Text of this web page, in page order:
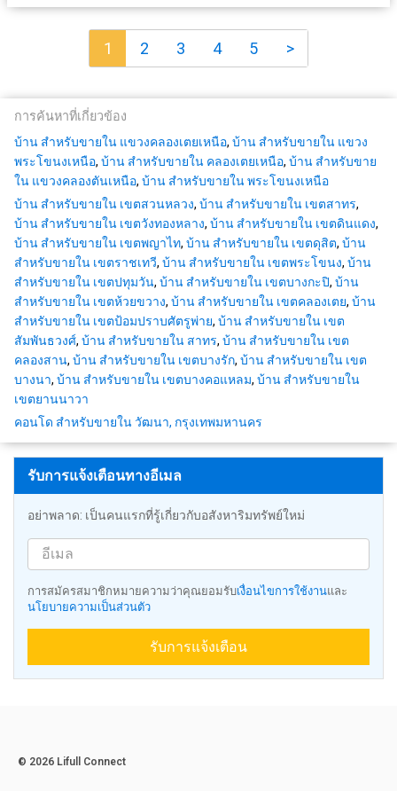
1 2 3 4 5 >
การค้นหาที่เกี่ยวข้อง
บ้าน สำหรับขายใน แขวงคลองเตยเหนือ, บ้าน สำหรับขายใน แขวง
พระโขนงเหนือ, บ้าน สำหรับขายใน คลองเตยเหนือ, บ้าน สำหรับขาย
ใน แขวงคลองตันเหนือ, บ้าน สำหรับขายใน พระโขนงเหนือ
บ้าน สำหรับขายใน เขตสวนหลวง, บ้าน สำหรับขายใน เขตสาทร,
บ้าน สำหรับขายใน เขตวังทองหลาง, บ้าน สำหรับขายใน เขตดินแดง,
บ้าน สำหรับขายใน เขตพญาไท, บ้าน สำหรับขายใน เขตดุสิต, บ้าน
สำหรับขายใน เขตราชเทวี, บ้าน สำหรับขายใน เขตพระโขนง, บ้าน
สำหรับขายใน เขตปทุมวัน, บ้าน สำหรับขายใน เขตบางกะปิ, บ้าน
สำหรับขายใน เขตห้วยขวาง, บ้าน สำหรับขายใน เขตคลองเตย, บ้าน
สำหรับขายใน เขตป้อมปราบศัตรูพ่าย, บ้าน สำหรับขายใน เขต
สัมพันธวงศ์, บ้าน สำหรับขายใน สาทร, บ้าน สำหรับขายใน เขต
คลองสาน, บ้าน สำหรับขายใน เขตบางรัก, บ้าน สำหรับขายใน เขต
บางนา, บ้าน สำหรับขายใน เขตบางคอแหลม, บ้าน สำหรับขายใน
เขตยานนาวา
คอนโด สำหรับขายใน วัฒนา, กรุงเทพมหานคร
รับการแจ้งเตือนทางอีเมล
อย่าพลาด: เป็นคนแรกที่รู้เกี่ยวกับอสังหาริมทรัพย์ใหม่
การสมัครสมาชิกหมายความว่าคุณยอมรับเงื่อนไขการใช้งานและ
นโยบายความเป็นส่วนตัว
รับการแจ้งเตือน
© 2026 Lifull Connect